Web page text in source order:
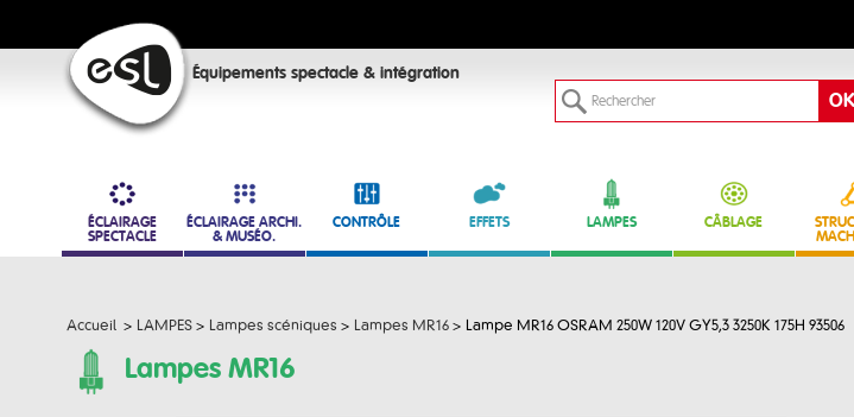
Équipements spectacle & intégration
ÉCLAIRAGE
SPECTACLE
ÉCLAIRAGE ARCHI.
& MUSÉO.
CONTRÔLE EFFETS LAMPES CÂBLAGE
Accueil > LAMPES > Lampes scéniques > Lampes MR16 > Lampe MR16 OSRAM 250W 120V GY5,3 3250K 175H 93506
Lampes MR16